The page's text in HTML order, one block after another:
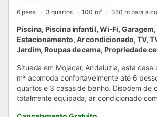
6 pess. 3 quartos 100 m² 350 m para a
Piscina, Piscina infantil, Wi-Fi, Garagem,
Estacionamento, Ar condicionado, TV,
Jardim, Roupas de cama, Propriedade
Situada em Mojácar, Andaluzia, esta casa
m² acomoda confortavelmente até 6
quartos e 3 casas de banho. Dispõem de
totalmente equipada, ar condicionado